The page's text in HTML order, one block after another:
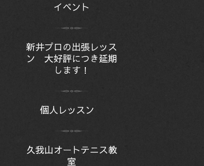
イベント
新井プロの出張レッス
ン 大好評につき延期
します！
個人レッスン
久我山オートテニス教
室